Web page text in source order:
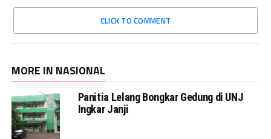
CLICK TO COMMENT
MORE IN NASIONAL
Panitia Lelang Bongkar Gedung di UNJ
Ingkar Janji